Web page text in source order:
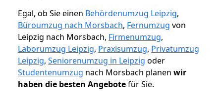
Egal, ob Sie einen Behördenumzug Leipzig,
Büroumzug nach Morsbach, Fernumzug von
Leipzig nach Morsbach, Firmenumzug,
Laborumzug Leipzig, Praxisumzug, Privatumzug
Leipzig, Seniorenumzug in Leipzig oder
Studentenumzug nach Morsbach planen wir
haben die besten Angebotefür Sie.